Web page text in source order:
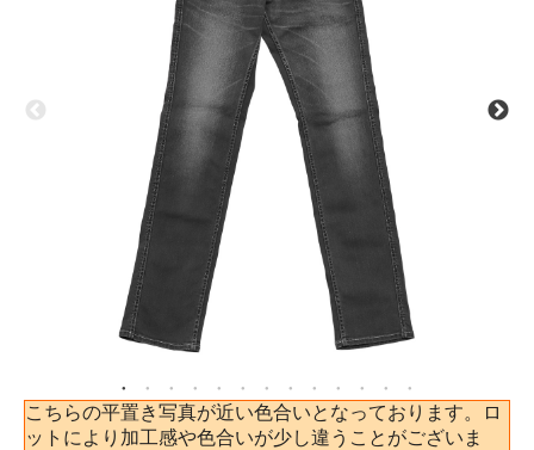
こちらの平置き写真が近い色合いとなっております。ロ
ットにより加工感や色合いが少し違うことがございま